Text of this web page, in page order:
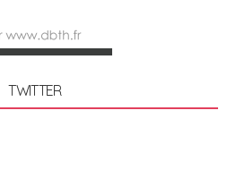
TWITTER